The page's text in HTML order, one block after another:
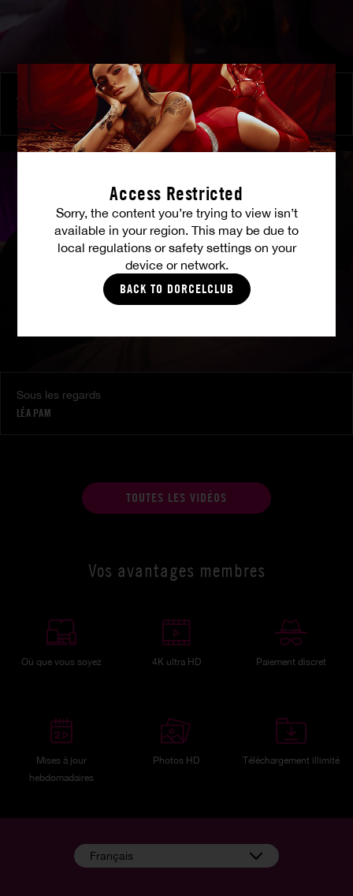
Access Restricted
Sorry, the content you’re trying to view isn’t
available in your region. This may be due to
local regulations or safety settings on your
device or network.
BACK TO DORCELCLUB
À ses ordres
SHALINA DEVINE
Sous les regards
LÉA PAM
TOUTES LES VIDÉOS
Vos avantages membres
Où que vous soyez 4K ultra HD Paiement discret
Mises à jour
hebdomadaires
Photos HD Téléchargement illimité
Français